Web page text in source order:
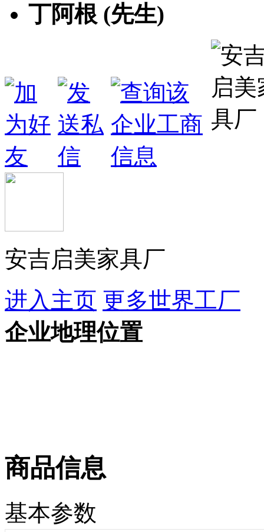
丁阿根 (先生)
安吉启美家具厂
进入主页 更多世界工厂
企业地理位置
商品信息
基本参数